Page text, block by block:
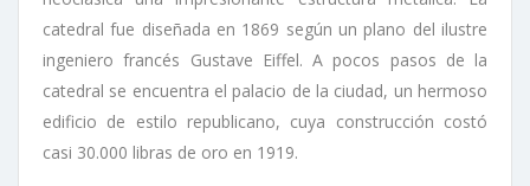
catedral fue diseñada en 1869 según un plano del ilustre
ingeniero francés Gustave Eiffel. A pocos pasos de la
catedral se encuentra el palacio de la ciudad, un hermoso
edificio de estilo republicano, cuya construcción costó
casi 30.000 libras de oro en 1919.